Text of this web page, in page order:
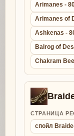
Arimanes -
Arimanes of
Ashkenas -
Balrog of
Chakram
СТРАНИЦА
спойл